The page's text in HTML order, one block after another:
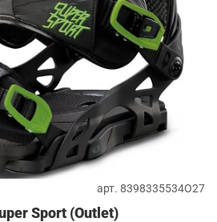
арт. 8398335534O27
Sport (Outlet)